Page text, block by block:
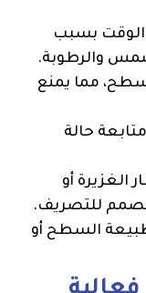
الوقت بسبب
والرطوبة.
مما يمنع
حالة
الغزيرة أو
للتصريف.
السطح أو